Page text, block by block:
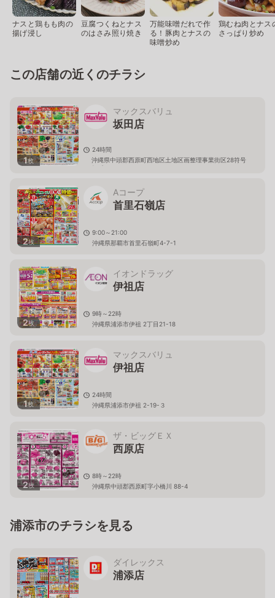
ナスと鶏もも肉の
揚げ浸し
豆腐つくねとナス
のはさみ照り焼き
万能味噌だれで作
る！豚肉とナスの
味噌炒め
鶏むね肉とナス
さっぱり炒め
この店舗の近くのチラシ
1枚
マックスバリュ
坂田店
24時間
沖縄県中頭郡西原町西地区土地区画整理事業街区28符号
1、2
2枚
Aコープ
首里石嶺店
9:00～21:00
沖縄県那覇市首里石嶺町4-7-1
2枚
イオンドラッグ
伊祖店
9時～22時
沖縄県浦添市伊祖 2丁目21-18
1枚
マックスバリュ
伊祖店
24時間
沖縄県浦添市伊祖 2-19-３
2枚
ザ・ビッグＥＸ
西原店
8時～22時
沖縄県中頭郡西原町字小橋川 88-4
浦添市のチラシを見る
ダイレックス
浦添店